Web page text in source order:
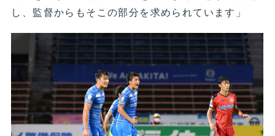
し、監督からもそこの部分を求められています」